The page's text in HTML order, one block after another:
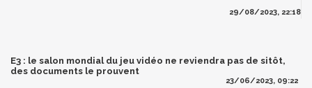
29/08/2023, 22:18
E3 : le salon mondial du jeu vidéo ne reviendra pas de sitôt,
des documents le prouvent
23/06/2023, 09:22